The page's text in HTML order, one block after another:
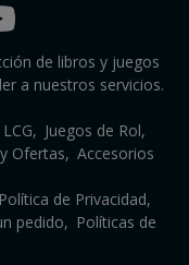
de libros y juegos
a nuestros servicios.
Juegos de Rol
Ofertas Accesorios
Política de Privacidad
pedido
Políticas de